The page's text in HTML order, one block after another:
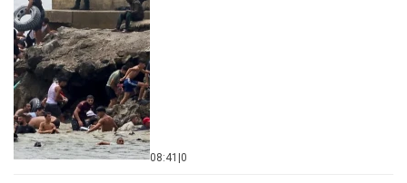
08:41 0